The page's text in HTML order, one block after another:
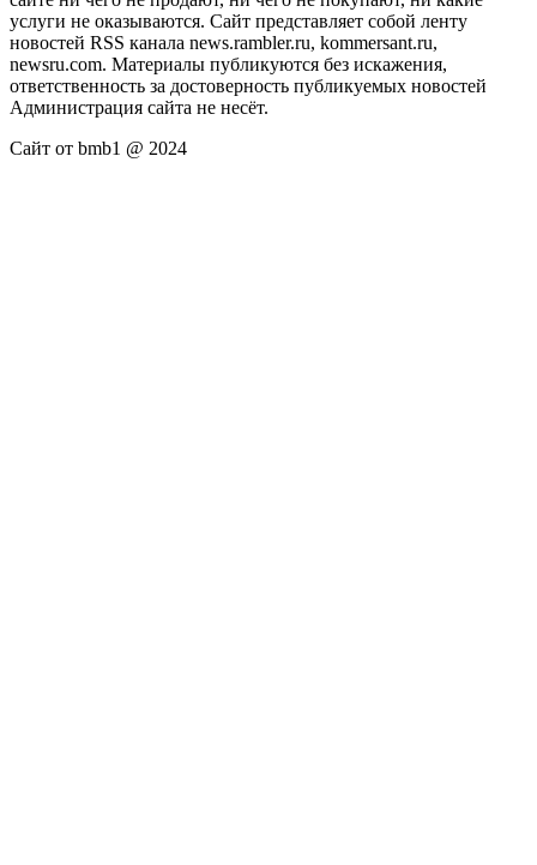
услуги не оказываются. Сайт представляет собой ленту
новостей RSS канала news.rambler.ru, kommersant.ru,
newsru.com. Материалы публикуются без искажения,
ответственность за достоверность публикуемых новостей
Администрация сайта не несёт.
Сайт от bmb1 @ 2024